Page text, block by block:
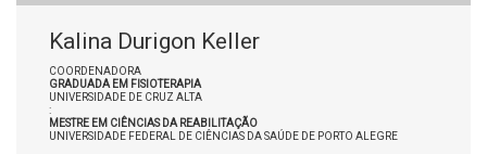
Kalina Durigon Keller
COORDENADORA
GRADUADA EM FISIOTERAPIA
UNIVERSIDADE DE CRUZ ALTA
:
MESTRE EM CIÊNCIAS DA REABILITAÇÃO
UNIVERSIDADE FEDERAL DE CIÊNCIAS DA SAÚDE DE PORTO ALEGRE